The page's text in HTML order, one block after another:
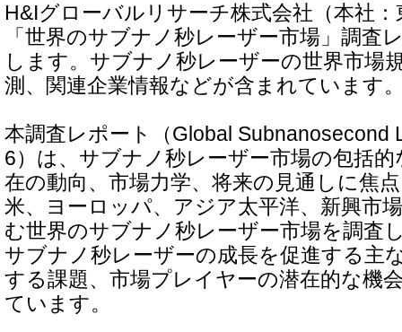
H&Iグローバルリサーチ株式会社（本社
「世界のサブナノ秒レーザー市場」調査
します。サブナノ秒レーザーの世界市場
測、関連企業情報などが含まれています
本調査レポート（Global Subnanosecond
6）は、サブナノ秒レーザー市場の包括
在の動向、市場力学、将来の見通しに焦
米、ヨーロッパ、アジア太平洋、新興市
む世界のサブナノ秒レーザー市場を調査
サブナノ秒レーザーの成長を促進する主
する課題、市場プレイヤーの潜在的な機
ています。